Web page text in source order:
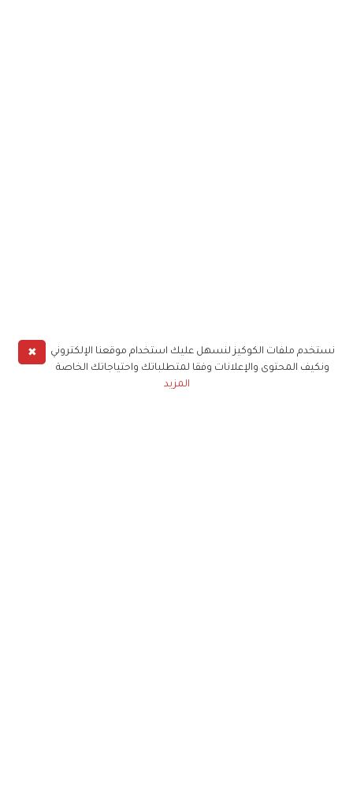
✖
نستخدم ملفات الكوكيز لنسهل عليك استخدام موقعنا الإلكتروني
ونكيف المحتوى والإعلانات وفقا لمتطلباتك واحتياجاتك الخاصة
المزيد